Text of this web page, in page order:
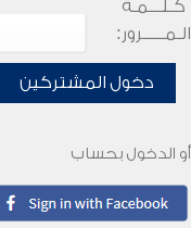
كـلـــمـة
الـمـــــرور:
دخول المشتركين
أو الدخول بحساب